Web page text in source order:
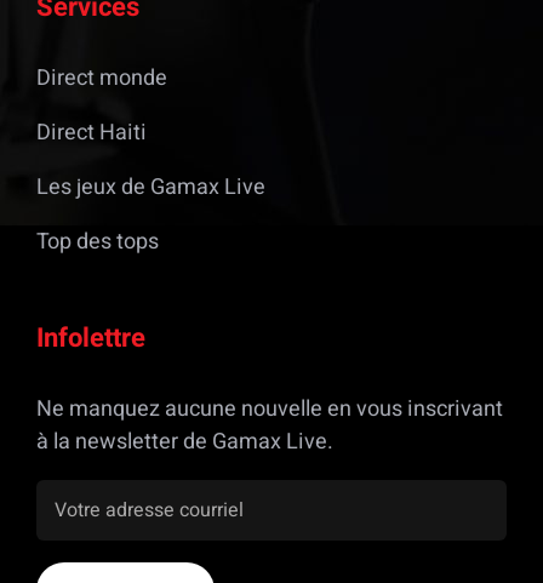
Direct monde
Direct Haiti
Les jeux de Gamax Live
Top des tops
Infolettre
Ne manquez aucune nouvelle en vous inscrivant
à la newsletter de Gamax Live.